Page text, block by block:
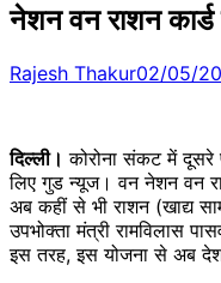
नेशन वन राशन कार्ड
Rajesh Thakur02/05/
दिल्‍ली। कोरोना संकट में दूसरे
लिए गुड न्यूज। वन नेशन वन
अब कहीं से भी राशन (खाद्य
उपभोक्ता मंत्री रामविलास
इस तरह, इस योजना से अब